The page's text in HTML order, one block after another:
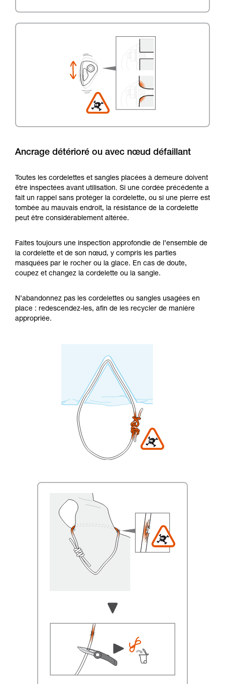
Ancrage détérioré ou avec nœud défaillant
Toutes les cordelettes et sangles placées à demeure doivent
être inspectées avant utilisation. Si une cordée précédente a
fait un rappel sans protéger la cordelette, ou si une pierre est
tombée au mauvais endroit, la résistance de la cordelette
peut être considérablement altérée.
Faites toujours une inspection approfondie de l’ensemble de
la cordelette et de son nœud, y compris les parties
masquées par le rocher ou la glace. En cas de doute,
coupez et changez la cordelette ou la sangle.
N’abandonnez pas les cordelettes ou sangles usagées en
place : redescendez-les, afin de les recycler de manière
appropriée.